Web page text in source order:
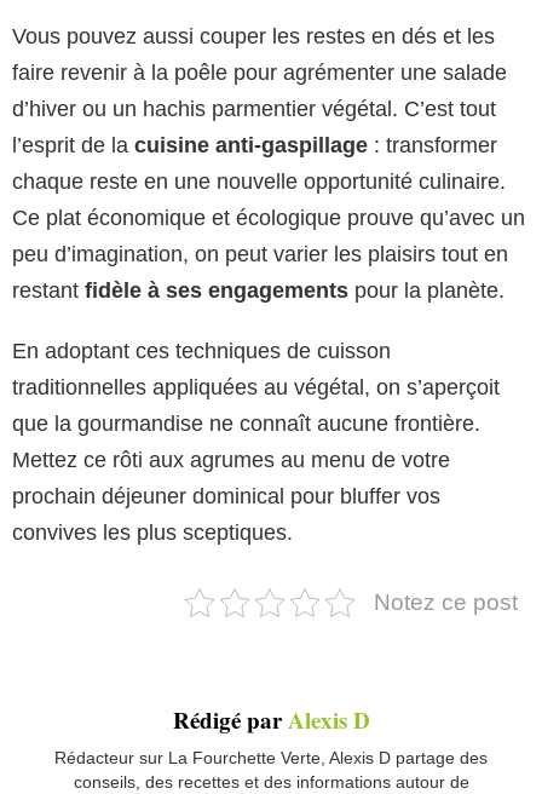
Vous pouvez aussi couper les restes en dés et les
faire revenir à la poêle pour agrémenter une salade
d’hiver ou un hachis parmentier végétal. C’est tout
l’esprit de la cuisine anti-gaspillage : transformer
chaque reste en une nouvelle opportunité culinaire.
Ce plat économique et écologique prouve qu’avec un
peu d’imagination, on peut varier les plaisirs tout en
restant fidèle à ses engagements pour la planète.
En adoptant ces techniques de cuisson
traditionnelles appliquées au végétal, on s’aperçoit
que la gourmandise ne connaît aucune frontière.
Mettez ce rôti aux agrumes au menu de votre
prochain déjeuner dominical pour bluffer vos
convives les plus sceptiques.
Notez ce post
Rédigé parAlexis D
Rédacteur sur La Fourchette Verte, Alexis D partage des
conseils, des recettes et des informations autour de